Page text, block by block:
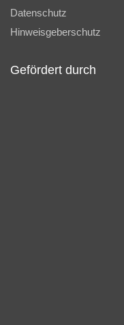
Datenschutz
Hinweisgeberschutz
Gefördert durch